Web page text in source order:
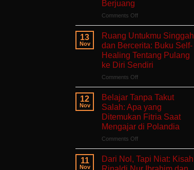
Berjuang
Comments Offon
Terlalu
Lelah
Untuk
Mengeluh:
Ruang
Aman
yang
Sedang
Berjuang
13
Nov
Ruang Untukmu Singgah
dan Bercerita: Buku Self-
Healing Tentang Pulang
ke Diri Sendiri
Comments Offon
Untukmu
Singgah
dan
Bercerita:
Buku
Self-
Tentang
Pulang
12
Nov
Belajar Tanpa Takut
Salah: Apa yang
Ditemukan Fitria Saat
Mengajar di Polandia
Comments Offon
Tanpa
Takut
11
Nov
Dari Nol, Tapi Niat: Kisah